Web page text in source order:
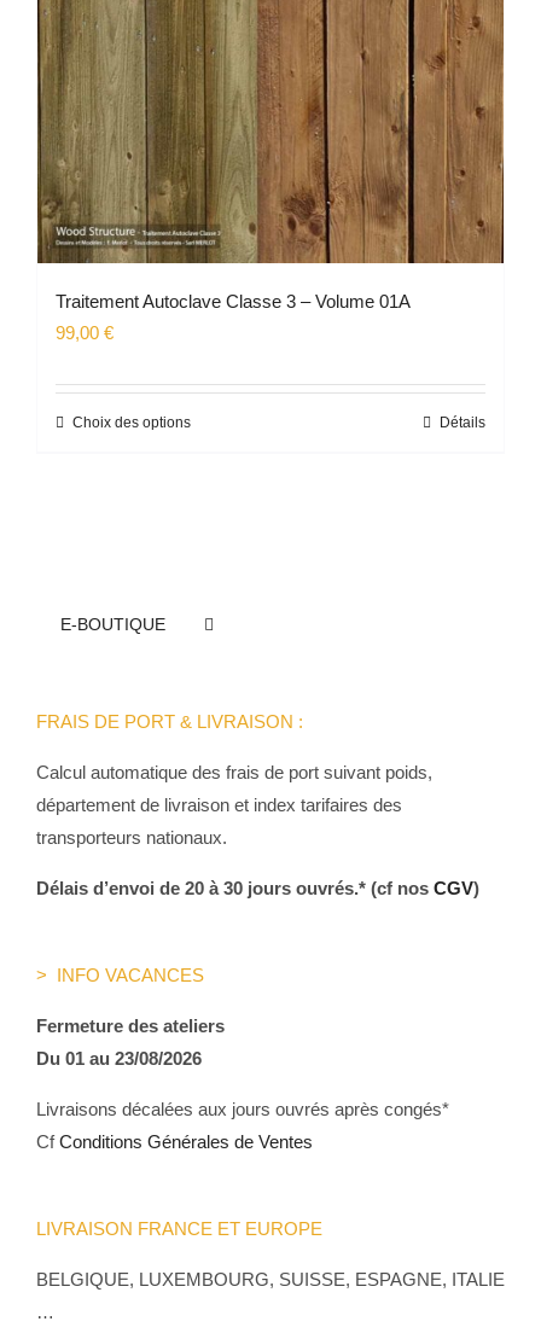
choisies
sur
la
page
du
produit
Traitement Autoclave Classe 3 – Volume 01A
99,00 €
Choix des optionsCe
options
choisies
la
page
du
produit
Détails
E-BOUTIQUE
FRAIS DE PORT & LIVRAISON :
Calcul automatique des frais de port suivant poids,
département de livraison et index tarifaires des
transporteurs nationaux.
Délais d’envoi de 20 à 30 jours ouvrés.* (cf nos CGV)
> INFO VACANCES
Fermeture des ateliers
Du 01 au 23/08/2026
Livraisons décalées aux jours ouvrés après congés*
CfConditions Générales de Ventes
LIVRAISON FRANCE ET EUROPE
BELGIQUE, LUXEMBOURG, SUISSE, ESPAGNE, ITALIE
…